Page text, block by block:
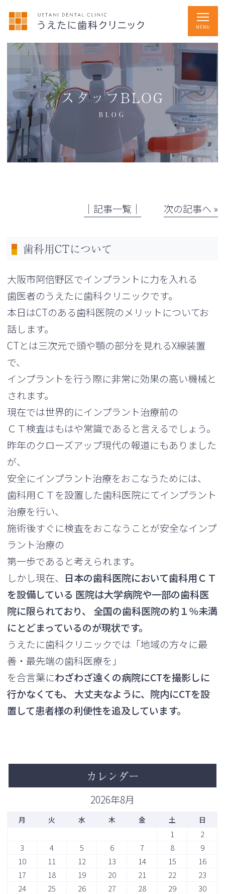
スタッフBLOG
BLOG
│記事一覧│ 次の記事へ »
歯科用CTについて
大阪市阿倍野区でインプラントに力を入れる
歯医者のうえたに歯科クリニックです。
本日はCTのある歯科医院のメリットについてお
話します。
CTとは三次元で頭や顎の部分を見れるX線装置
で、
インプラントを行う際に非常に効果の高い機械と
されます。
現在では世界的にインプラント治療前の
ＣＴ検査はもはや常識であると言えるでしょう。
昨年のクローズアップ現代の報道にもありました
が、
安全にインプラント治療をおこなうためには、
歯科用ＣＴを設置した歯科医院にてインプラント
治療を行い、
施術後すぐに検査をおこなうことが安全なインプ
ラント治療の
第一歩であると考えられます。
しかし現在、 日本の歯科医院において歯科用ＣＴ
を設備している 医院は大学病院や一部の歯科医
院に限られており、 全国の歯科医院の約１％未満
にとどまっているのが現状です。
うえたに歯科クリニックでは「地域の方々に最
善・最先端の歯科医療を」
を合言葉にわざわざ遠くの病院にCTを撮影しに
行かなくても、 大丈夫なように、院内にCTを設
置して患者様の利便性を追及しています。
カレンダー
2026年8月
月 火 水 木 金 土 日
1
2
3
4 5 6 7 8
9
10
11 12 13 14 15
16
17
18 19 20 21 22
23
24
25 26 27 28 29
30